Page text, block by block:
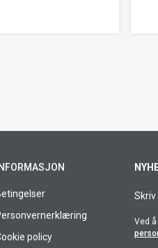
INFORMASJON
policy
Ved